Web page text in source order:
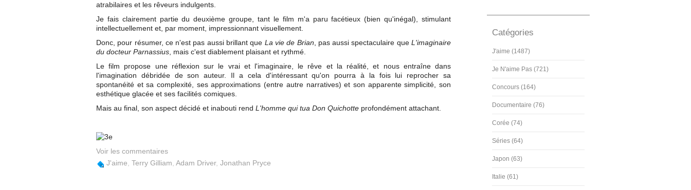
atrabilaires et les rêveurs indulgents.
Je fais clairement partie du deuxième groupe, tant le film m'a paru facétieux (bien qu'inégal), stimulant
intellectuellement et, par moment, impressionnant visuellement.
Donc, pour résumer, ce n'est pas aussi brillant que La vie de Brian , pas aussi spectaculaire queL'imaginaire
du docteur Parnassius , mais c'est diablement plaisant et rythmé.
Le film propose une réflexion sur le vrai et l'imaginaire, le rêve et la réalité, et nous entraîne dans
l'imagination débridée de son auteur. Il a cela d'intéressant qu'on pourra à la fois lui reprocher sa
spontanéité et sa complexité, ses approximations (entre autre narratives) et son apparente simplicité, son
esthétique glacée et ses facilités comiques.
Mais au final, son aspect décidé et inabouti rend L'homme qui tua Don Quichotte profondément attachant.
Voir les commentaires
J'aime Terry Gilliam Adam Driver, Jonathan Pryce
Catégories
J'aime (1487)
Je N'aime Pas (721)
Concours (164)
Documentaire (76)
Corée (74)
Séries (64)
Japon (63)
Italie (61)